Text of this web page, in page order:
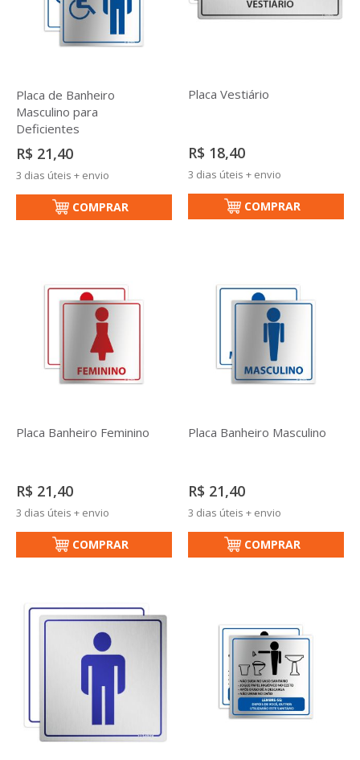
Placa de Banheiro
Masculino para
Deficientes
R$ 21,40
3 dias úteis + envio
COMPRAR
Placa Vestiário
R$ 18,40
3 dias úteis + envio
COMPRAR
Placa Banheiro Feminino
R$ 21,40
3 dias úteis + envio
COMPRAR
Placa Banheiro Masculino
R$ 21,40
3 dias úteis + envio
COMPRAR